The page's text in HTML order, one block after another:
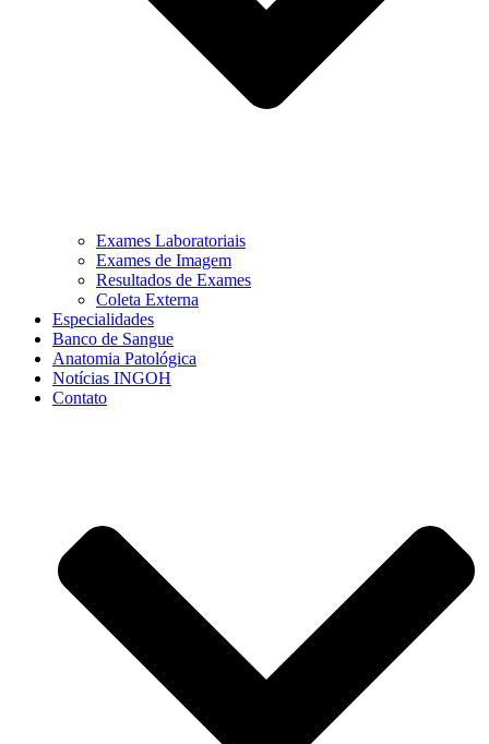
Exames Laboratoriais
Exames de Imagem
Resultados de Exames
Coleta Externa
Especialidades
Banco de Sangue
Anatomia Patológica
Notícias INGOH
Contato